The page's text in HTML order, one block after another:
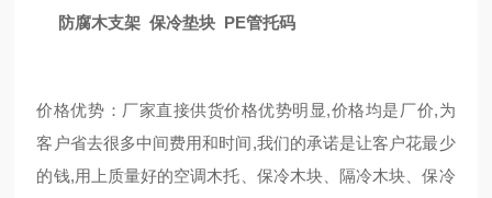
防腐木支架 保冷垫块 PE管托码
价格优势：厂家直接供货价格优势明显,价格均是厂价,为
客户省去很多中间费用和时间,我们的承诺是让客户花最少
的钱,用上质量好的空调木托、保冷木块、隔冷木块、保冷